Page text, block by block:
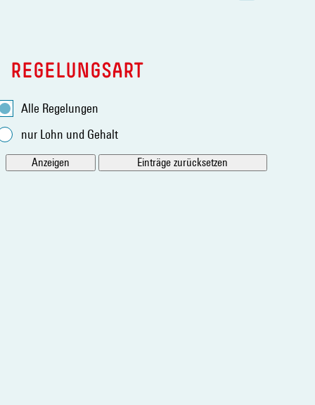
REGELUNGSART
Alle Regelungen
nur Lohn und Gehalt